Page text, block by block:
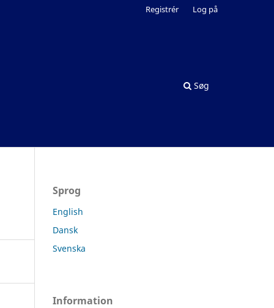
Søg
Registrér Log på
Sprog
English
Dansk
Svenska
Information